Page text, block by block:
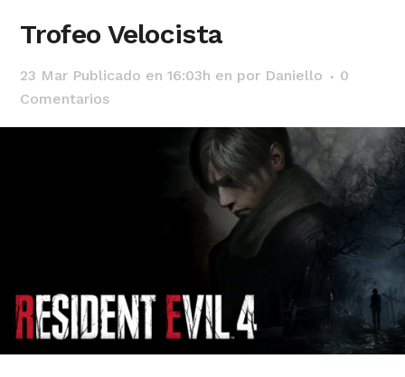
Trofeo Velocista
23 Mar Publicado en 16:03h en por Daniello
0
Comentarios